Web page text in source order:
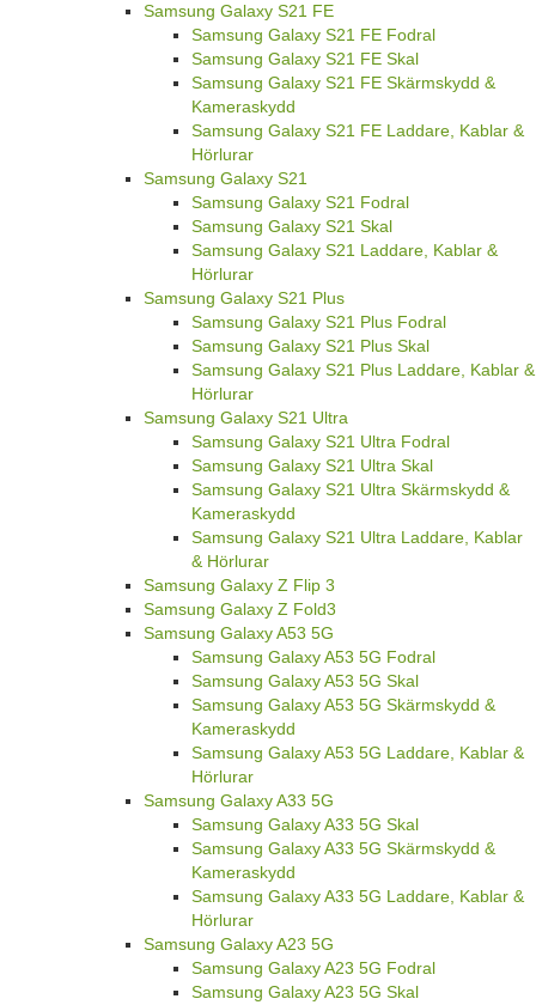
Samsung Galaxy S21 FE
Samsung Galaxy S21 FE Fodral
Samsung Galaxy S21 FE Skal
Samsung Galaxy S21 FE Skärmskydd &
Kameraskydd
Samsung Galaxy S21 FE Laddare, Kablar &
Hörlurar
Samsung Galaxy S21
Samsung Galaxy S21 Fodral
Samsung Galaxy S21 Skal
Samsung Galaxy S21 Laddare, Kablar &
Hörlurar
Samsung Galaxy S21 Plus
Samsung Galaxy S21 Plus Fodral
Samsung Galaxy S21 Plus Skal
Samsung Galaxy S21 Plus Laddare, Kablar &
Hörlurar
Samsung Galaxy S21 Ultra
Samsung Galaxy S21 Ultra Fodral
Samsung Galaxy S21 Ultra Skal
Samsung Galaxy S21 Ultra Skärmskydd &
Kameraskydd
Samsung Galaxy S21 Ultra Laddare, Kablar
& Hörlurar
Samsung Galaxy Z Flip 3
Samsung Galaxy Z Fold3
Samsung Galaxy A53 5G
Samsung Galaxy A53 5G Fodral
Samsung Galaxy A53 5G Skal
Samsung Galaxy A53 5G Skärmskydd &
Kameraskydd
Samsung Galaxy A53 5G Laddare, Kablar &
Hörlurar
Samsung Galaxy A33 5G
Samsung Galaxy A33 5G Skal
Samsung Galaxy A33 5G Skärmskydd &
Kameraskydd
Samsung Galaxy A33 5G Laddare, Kablar &
Hörlurar
Samsung Galaxy A23 5G
Samsung Galaxy A23 5G Fodral
Samsung Galaxy A23 5G Skal